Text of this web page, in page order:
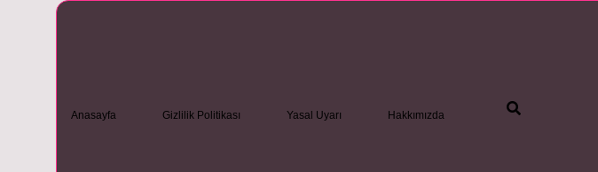
Anasayfa Gizlilik Politikası Yasal Uyarı Hakkımızda